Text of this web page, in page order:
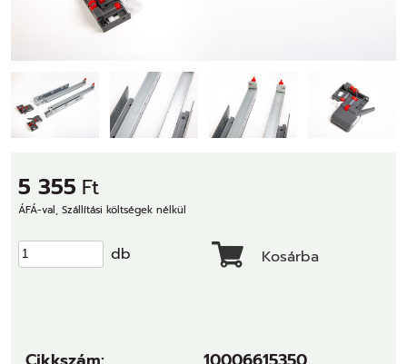
5 355 Ft
ÁFÁ-val, Szállítási költségek nélkül
db Kosárba